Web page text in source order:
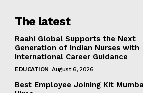
The latest
Raahi Global Supports the Next
Generation of Indian Nurses with
International Career Guidance
EDUCATION August 6, 2026
Best Employee Joining Kit